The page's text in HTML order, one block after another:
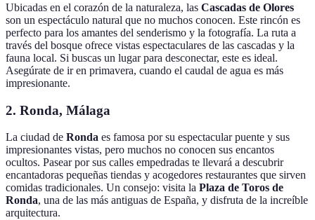
Ubicadas en el corazón de la naturaleza, las Cascadas de Olores
son un espectáculo natural que no muchos conocen. Este rincón es
perfecto para los amantes del senderismo y la fotografía. La ruta a
través del bosque ofrece vistas espectaculares de las cascadas y la
fauna local. Si buscas un lugar para desconectar, este es ideal.
Asegúrate de ir en primavera, cuando el caudal de agua es más
impresionante.
2. Ronda, Málaga
La ciudad de Ronda es famosa por su espectacular puente y sus
impresionantes vistas, pero muchos no conocen sus encantos
ocultos. Pasear por sus calles empedradas te llevará a descubrir
encantadoras pequeñas tiendas y acogedores restaurantes que sirven
comidas tradicionales. Un consejo: visita la Plaza de Toros de
Ronda, una de las más antiguas de España, y disfruta de la increíble
arquitectura.